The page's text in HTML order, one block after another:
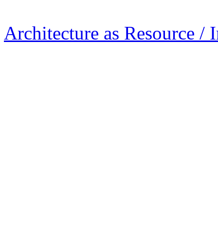
Architecture as Resource /